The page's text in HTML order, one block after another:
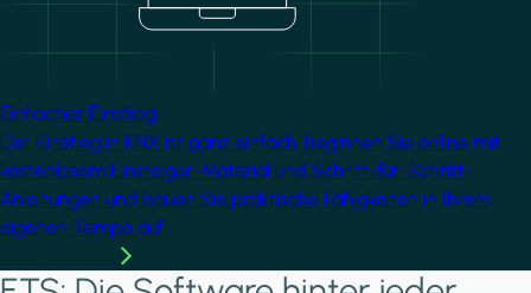
Einfacher Einstieg
Der Einstieg in KNX ist ganz einfach. Beginnen Sie online mit
kostenlosem Einsteiger-Material und Schritt-für-Schritt-
Anleitungen und bauen Sie praktische Fähigkeiten in Ihrem
eigenen Tempo auf.